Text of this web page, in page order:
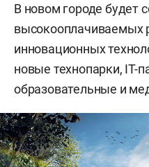
В новом городе будет
высокооплачиваемых
инновационных
новые технопарки, IT-
образовательные и